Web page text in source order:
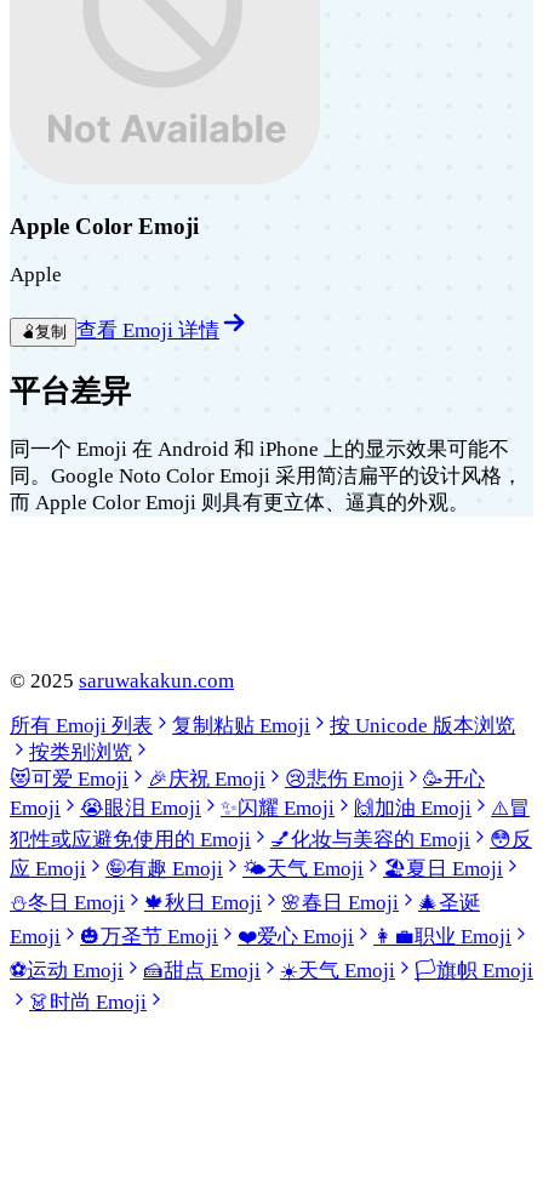
Apple Color Emoji
Apple
🫄复制 查看 Emoji 详情
平台差异
同一个 Emoji 在 Android 和 iPhone 上的显示效果可能不
同。Google Noto Color Emoji 采用简洁扁平的设计风格，
而 Apple Color Emoji 则具有更立体、逼真的外观。
© 2025 saruwakakun.com
所有 Emoji 列表
复制粘贴 Emoji
按 Unicode 版本浏览
按类别浏览
😻可爱 Emoji 🎉庆祝 Emoji 😢悲伤 Emoji 🥳开心
Emoji
😭眼泪 Emoji ✨闪耀 Emoji 🙌 加油 Emoji ⚠️冒
犯性或应避免使用的 Emoji
💅化妆与美容的 Emoji 😳反
应 Emoji
🤪有趣 Emoji 🌤️天气 Emoji 🏖️夏日 Emoji
⛄冬日 Emoji 🍁秋日 Emoji 🌸春日 Emoji 🎄圣诞
Emoji
🎃万圣节 Emoji ❤️爱心 Emoji 👩‍💼职业 Emoji
⚽运动 Emoji 🍰甜点 Emoji ☀️天气 Emoji 🏳️旗帜 Emoji
👗时尚 Emoji